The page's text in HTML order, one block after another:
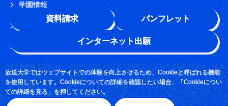
放送大学ではウェブサイトでの体験を向上させるため、Cookieと呼ばれる機能
を使用しています。Cookieについての詳細を確認したい場合、「Cookieについ
ての詳細を見る」を押してください。
資料請求 パンフレット
インターネット出願
学園情報
このサイトについて
お問い合わせ
採用情報